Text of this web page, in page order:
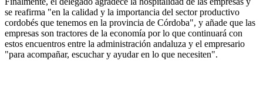
se reafirma "en la calidad y la importancia del sector productivo
cordobés que tenemos en la provincia de Córdoba", y añade que las
empresas son tractores de la economía por lo que continuará con
estos encuentros entre la administración andaluza y el empresario
"para acompañar, escuchar y ayudar en lo que necesiten".